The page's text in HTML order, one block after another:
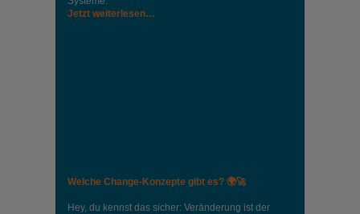
Jetzt weiterlesen…
Welche Change-Konzepte gibt es? 🌍🚀
Hey, du kennst das sicher: Veränderung ist der